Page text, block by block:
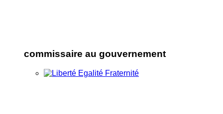
commissaire au gouvernement